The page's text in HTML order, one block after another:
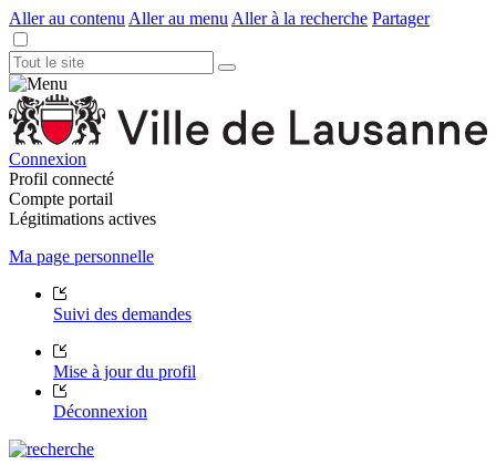
Aller au contenu Aller au menu Aller à la recherche Partager
Connexion
Profil connecté
Compte portail
Légitimations actives
Ma page personnelle
Suivi des demandes
Mise à jour du profil
Déconnexion